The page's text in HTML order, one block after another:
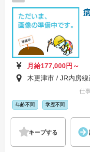
月給177,000円～
木更津市 / JR内房線
仕
年齢不問 学歴不問
キープする